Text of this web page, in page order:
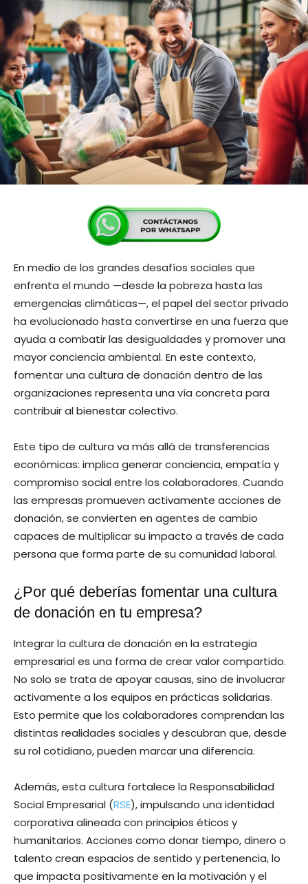
En medio de los grandes desafíos sociales que
enfrenta el mundo —desde la pobreza hasta las
emergencias climáticas—, el papel del sector privado
ha evolucionado hasta convertirse en una fuerza que
ayuda a combatir las desigualdades y promover una
mayor conciencia ambiental. En este contexto,
fomentar una cultura de donación dentro de las
organizaciones representa una vía concreta para
contribuir al bienestar colectivo.
Este tipo de cultura va más allá de transferencias
económicas: implica generar conciencia, empatía y
compromiso social entre los colaboradores. Cuando
las empresas promueven activamente acciones de
donación, se convierten en agentes de cambio
capaces de multiplicar su impacto a través de cada
persona que forma parte de su comunidad laboral.
¿Por qué deberías fomentar una cultura
de donación en tu empresa?
Integrar la cultura de donación en la estrategia
empresarial es una forma de crear valor compartido.
No solo se trata de apoyar causas, sino de involucrar
activamente a los equipos en prácticas solidarias.
Esto permite que los colaboradores comprendan las
distintas realidades sociales y descubran que, desde
su rol cotidiano, pueden marcar una diferencia.
Además, esta cultura fortalece la Responsabilidad
Social Empresarial (RSE), impulsando una identidad
corporativa alineada con principios éticos y
humanitarios. Acciones como donar tiempo, dinero o
talento crean espacios de sentido y pertenencia, lo
que impacta positivamente en la motivación y el